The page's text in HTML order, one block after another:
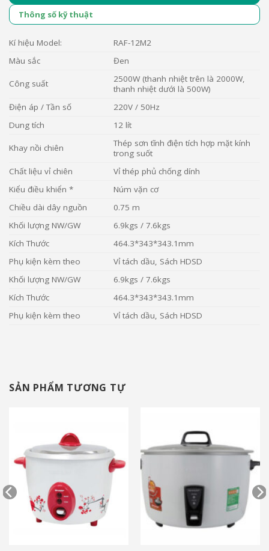
Thông số kỹ thuật
Kí hiệu Model:
RAF-12M2
Màu sắc
Đen
Công suất
2500W (thanh nhiệt trên là 2000W,
thanh nhiệt dưới là 500W)
Điện áp / Tần số
220V / 50Hz
Dung tích
12 lít
Khay nồi chiên
Thép sơn tĩnh điện tích hợp mặt kính
trong suốt
Chất liệu vỉ chiên
Vỉ thép phủ chống dính
Kiểu điều khiển *
Núm vặn cơ
Chiều dài dây nguồn
0.75 m
Khối lượng NW/GW
6.9kgs / 7.6kgs
Kích Thước
464.3*343*343.1mm
Phụ kiện kèm theo
Vỉ tách dầu, Sách HDSD
Khối lượng NW/GW
6.9kgs / 7.6kgs
Kích Thước
464.3*343*343.1mm
Phụ kiện kèm theo
Vỉ tách dầu, Sách HDSD
SẢN PHẨM TƯƠNG TỰ